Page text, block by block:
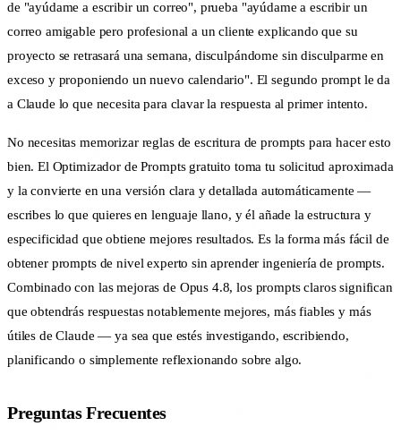
de "ayúdame a escribir un correo", prueba "ayúdame a escribir un
correo amigable pero profesional a un cliente explicando que su
proyecto se retrasará una semana, disculpándome sin disculparme en
exceso y proponiendo un nuevo calendario". El segundo prompt le da
a Claude lo que necesita para clavar la respuesta al primer intento.
No necesitas memorizar reglas de escritura de prompts para hacer esto
bien. El Optimizador de Prompts gratuito toma tu solicitud aproximada
y la convierte en una versión clara y detallada automáticamente —
escribes lo que quieres en lenguaje llano, y él añade la estructura y
especificidad que obtiene mejores resultados. Es la forma más fácil de
obtener prompts de nivel experto sin aprender ingeniería de prompts.
Combinado con las mejoras de Opus 4.8, los prompts claros significan
que obtendrás respuestas notablemente mejores, más fiables y más
útiles de Claude — ya sea que estés investigando, escribiendo,
planificando o simplemente reflexionando sobre algo.
Preguntas Frecuentes